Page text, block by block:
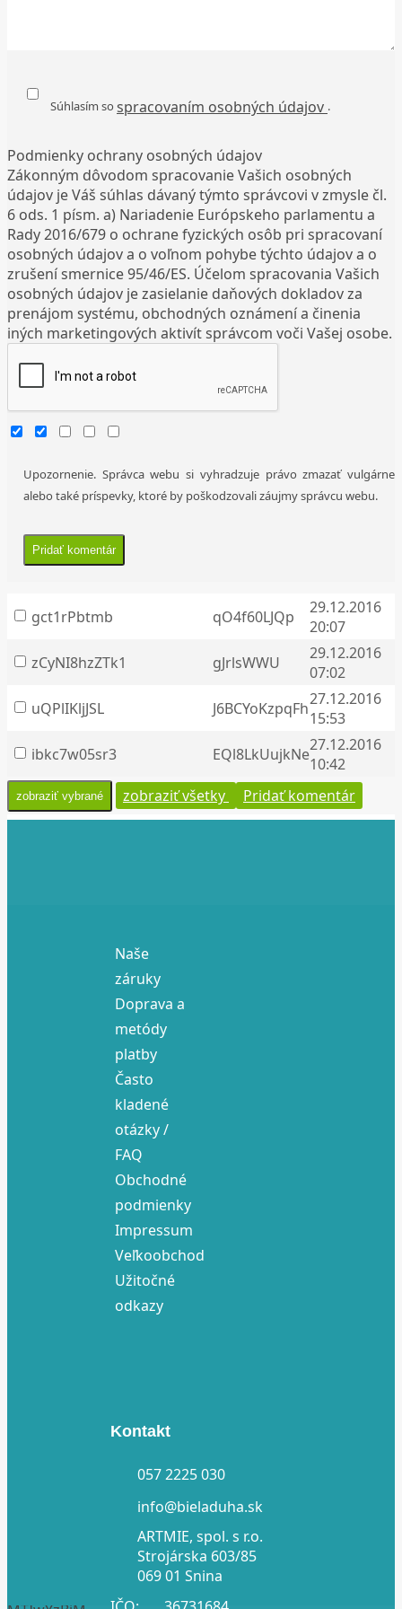
Súhlasím so spracovaním osobných údajov .
Podmienky ochrany osobných údajov
Zákonným dôvodom spracovanie Vašich osobných
údajov je Váš súhlas dávaný týmto správcovi v zmysle čl.
6 ods. 1 písm. a) Nariadenie Európskeho parlamentu a
Rady 2016/679 o ochrane fyzických osôb pri spracovaní
osobných údajov a o voľnom pohybe týchto údajov a o
zrušení smernice 95/46/ES. Účelom spracovania Vašich
osobných údajov je zasielanie daňových dokladov za
prenájom systému, obchodných oznámení a činenia
iných marketingových aktivít správcom voči Vašej osobe.
Upozornenie. Správca webu si vyhradzuje právo zmazať vulgárne
alebo také príspevky, ktoré by poškodzovali záujmy správcu webu.
gct1rPbtmb qO4f60LJQp
29.12.2016
20:07
zCyNI8hzZTk1
gJrlsWWU
29.12.2016
07:02
uQPlIKljJSL
J6BCYoKzpqFh27.12.2016
15:53
ibkc7w05sr3
EQl8LkUujkNe27.12.2016
10:42
zobraziť všetky
Pridať komentár
Naše
záruky
Doprava a
metódy
platby
Často
kladené
otázky /
FAQ
Obchodné
podmienky
Impressum
Veľkoobchod
Užitočné
odkazy
Kontakt
057 2225 030
info@bieladuha.sk
ARTMIE, spol. s r.o.
Strojárska 603/85
069 01 Snina